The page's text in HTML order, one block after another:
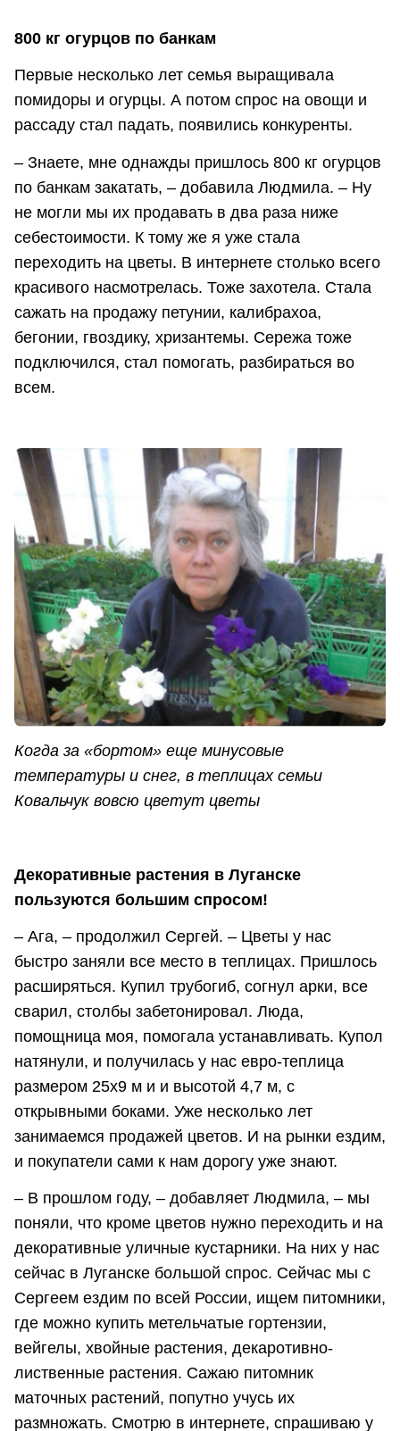
800 кг огурцов по банкам
Первые несколько лет семья выращивала
помидоры и огурцы. А потом спрос на овощи и
рассаду стал падать, появились конкуренты.
– Знаете, мне однажды пришлось 800 кг огурцов
по банкам закатать, – добавила Людмила. – Ну
не могли мы их продавать в два раза ниже
себестоимости. К тому же я уже стала
переходить на цветы. В интернете столько всего
красивого насмотрелась. Тоже захотела. Стала
сажать на продажу петунии, калибрахоа,
бегонии, гвоздику, хризантемы. Сережа тоже
подключился, стал помогать, разбираться во
всем.
Когда за «бортом» еще минусовые
температуры и снег, в теплицах семьи
Ковальчук вовсю цветут цветы
Декоративные растения в Луганске
пользуются большим спросом!
– Ага, – продолжил Сергей. – Цветы у нас
быстро заняли все место в теплицах. Пришлось
расширяться. Купил трубогиб, согнул арки, все
сварил, столбы забетонировал. Люда,
помощница моя, помогала устанавливать. Купол
натянули, и получилась у нас евро-теплица
размером 25х9 м и и высотой 4,7 м, с
открывными боками. Уже несколько лет
занимаемся продажей цветов. И на рынки ездим,
и покупатели сами к нам дорогу уже знают.
– В прошлом году, – добавляет Людмила, – мы
поняли, что кроме цветов нужно переходить и на
декоративные уличные кустарники. На них у нас
сейчас в Луганске большой спрос. Сейчас мы с
Сергеем ездим по всей России, ищем питомники,
где можно купить метельчатые гортензии,
вейгелы, хвойные растения, декаротивно-
лиственные растения. Сажаю питомник
маточных растений, попутно учусь их
размножать. Смотрю в интернете, спрашиваю у